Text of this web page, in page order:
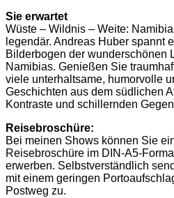
Sie erwartet
Wüste – Wildnis – Weite:
legendär. Andreas Huber spannt
Bilderbogen der wunderschönen
Namibias. Genießen Sie
viele unterhaltsame, humorvolle
Geschichten aus dem südlichen
Kontraste und schillernden
Reisebroschüre:
Bei meinen Shows können Sie
Reisebroschüre im DIN-A5-
erwerben. Selbstverständlich
mit einem geringen
Postweg zu.